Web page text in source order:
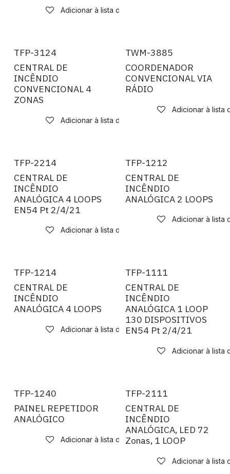
Adicionar à lista de desejos
TFP-3124
CENTRAL DE
INCÊNDIO
CONVENCIONAL 4
ZONAS
Adicionar à lista de desejos
TWM-3885
COORDENADOR
CONVENCIONAL VIA
RÁDIO
Adicionar à lista
Novo!
TFP-2214
CENTRAL DE
INCÊNDIO
ANALÓGICA 4 LOOPS
EN54 Pt 2/4/21
Adicionar à lista de desejos
TFP-1212
CENTRAL DE
INCÊNDIO
ANALÓGICA 2 LOOPS
Adicionar à lista
TFP-1214
CENTRAL DE
INCÊNDIO
ANALÓGICA 4 LOOPS
Adicionar à lista de desejos
Novo!
TFP-1111
CENTRAL DE
INCÊNDIO
ANALÓGICA 1 LOOP
130 DISPOSITIVOS
EN54 Pt 2/4/21
Adicionar à lista
TFP-1240
PAINEL REPETIDOR
ANALÓGICO
Adicionar à lista de desejos
TFP-2111
CENTRAL DE
INCÊNDIO
ANALÓGICA, LED 72
Zonas, 1 LOOP
Adicionar à lista